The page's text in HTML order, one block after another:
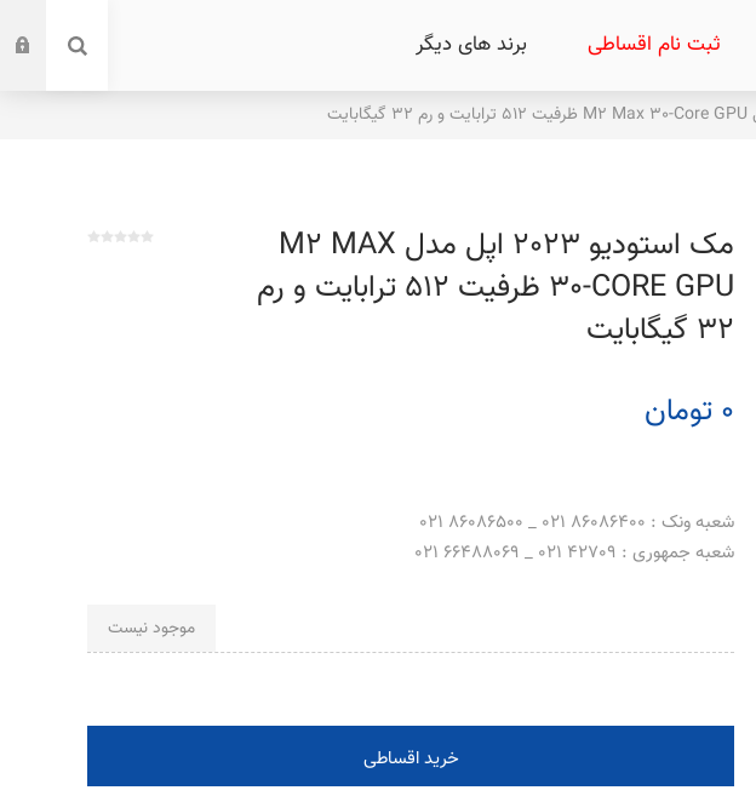
ثبت نام اقساطی برند های دیگر
مک استودیو 2023 اپل مدل M2 MAX
30-CORE GPU ظرفیت 512 ترابایت و رم
32 گیگابایت
0 تومان
شعبه ونک : 86086400 021 _ 86086500 021
شعبه جمهوری : 42709 021 _ 66488069 021
موجود نیست
خرید اقساطی